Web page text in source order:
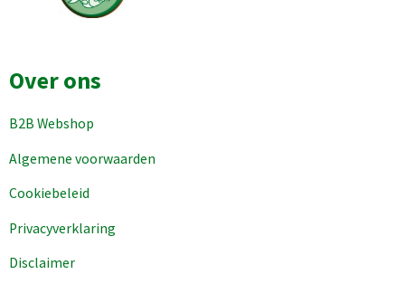
Over ons
B2B Webshop
Algemene voorwaarden
Cookiebeleid
Privacyverklaring
Disclaimer